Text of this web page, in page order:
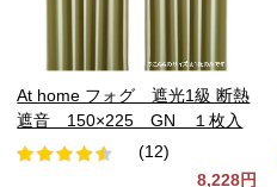
At home フォグ 遮光1級 断熱
遮音 150×225 GN １枚入
(12)
8,228円